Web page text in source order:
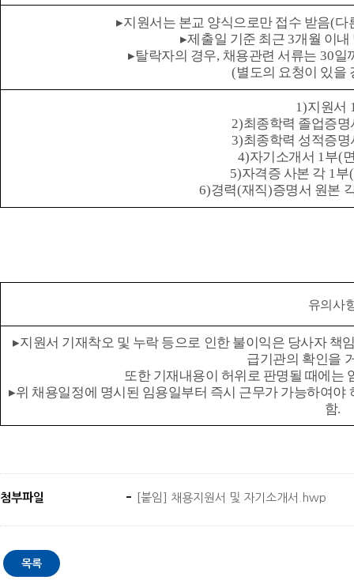
▸지원서는 본교 양식으로만 접수 받음(다
▸제출일 기준 최근 3개월 이내
▸탈락자의 경우, 채용관련 서류는 30일
(별도의 요청이 있을
1)지원서
2)최종학력 졸업증명
3)최종학력 성적증명
4)자기소개서 1부(
5)자격증 사본 각 1부(
6)경력(재직)증명서 원본
유의사
▸지원서 기재착오 및 누락 등으로 인한 불이익은 당사자 책
급기관의 확인을
또한 기재내용이 허위로 판명될 때에는
▸위 채용일정에 명시된 임용일부터 즉시 근무가 가능하여야
함.
첨부파일 [붙임] 채용지원서 및 자기소개서.hwp